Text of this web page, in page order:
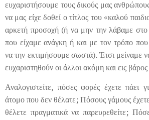
ευχαριστήσουμε τους δικούς μας
να μας είχε δοθεί ο τίτλος του «καλού
αρκετή προσοχή (ή να μην την λάβαμε
που είχαμε ανάγκη ή και με τον τρόπο
να την εκτιμήσουμε σωστά). Έτσι μείναμε
ευχαριστηθούν οι άλλοι ακόμη και εις
Αναλογιστείτε, πόσες φορές έχετε πάει
άτομο που δεν θέλατε; Πόσους γάμους
θέλετε πραγματικά να παρευρεθείτε;